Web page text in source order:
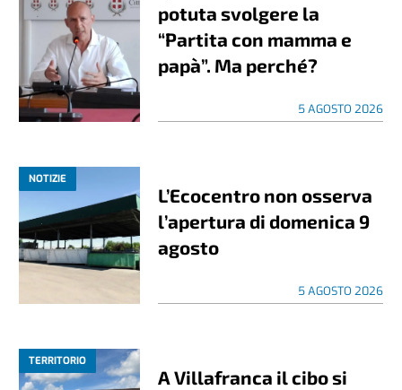
potuta svolgere la
“Partita con mamma e
papà”. Ma perché?
5 AGOSTO 2026
NOTIZIE
L’Ecocentro non osserva
l’apertura di domenica 9
agosto
5 AGOSTO 2026
TERRITORIO
A Villafranca il cibo si